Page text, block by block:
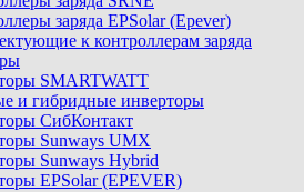
заряда EPSolar (Epever)
к контроллерам заряда
SMARTWATT
и гибридные инверторы
СибКонтакт
Sunways UMX
Sunways Hybrid
EPSolar (EPEVER)